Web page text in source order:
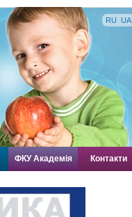
RU UA
ФКУ Академія Контакти